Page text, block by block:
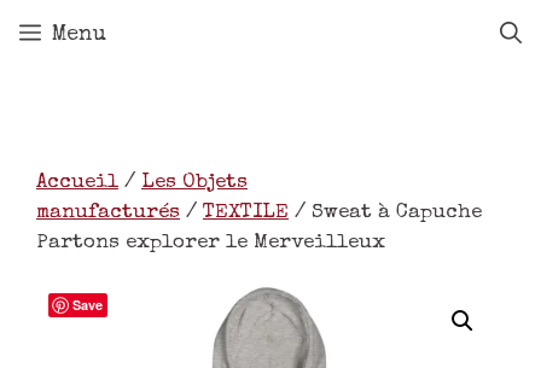
Menu
Accueil/ Les Objets
manufacturés / TEXTILE / Sweat à Capuche
Partons explorer le Merveilleux
Save